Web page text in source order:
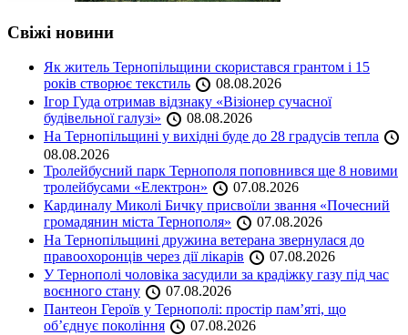
Свіжі новини
Як житель Тернопільщини скористався грантом і 15
років створює текстиль
08.08.2026
Ігор Гуда отримав відзнаку «Візіонер сучасної
будівельної галузі»
08.08.2026
На Тернопільщині у вихідні буде до 28 градусів тепла
08.08.2026
Тролейбусний парк Тернополя поповнився ще 8 новими
тролейбусами «Електрон»
07.08.2026
Кардиналу Миколі Бичку присвоїли звання «Почесний
громадянин міста Тернополя»
07.08.2026
На Тернопільщині дружина ветерана звернулася до
правоохоронців через дії лікарів
07.08.2026
У Тернополі чоловіка засудили за крадіжку газу під час
воєнного стану
07.08.2026
Пантеон Героїв у Тернополі: простір пам’яті, що
об’єднує покоління
07.08.2026